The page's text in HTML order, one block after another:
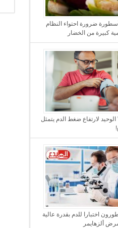
ضرورة احتواء النظام
كبيرة من الخضار
الوحيد لارتفاع ضغط الدم يتمثل
اختبارا للدم بقدرة عالية
ألزهايمر